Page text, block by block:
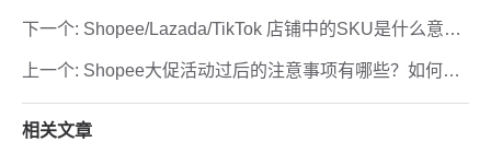
上一个: Shopee大促活动过后的注意事项有哪些？如何留
下一个: Shopee/Lazada/TikTok 店铺中的SKU是什么意
相关文章